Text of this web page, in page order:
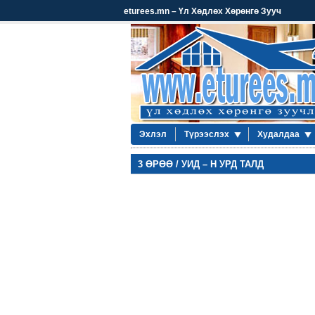
eturees.mn – Үл Хөдлөх Хөрөнгө Зууч
Эхлэл Түрээслэх Худалдаа
3 ӨРӨӨ / УИД – Н УРД ТАЛД